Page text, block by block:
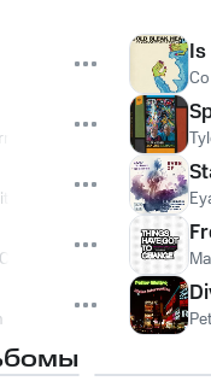
Heebøll
Dickey Gerald Cleaver
Marc Ribot,Melvin